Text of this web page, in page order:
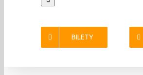
BILETY